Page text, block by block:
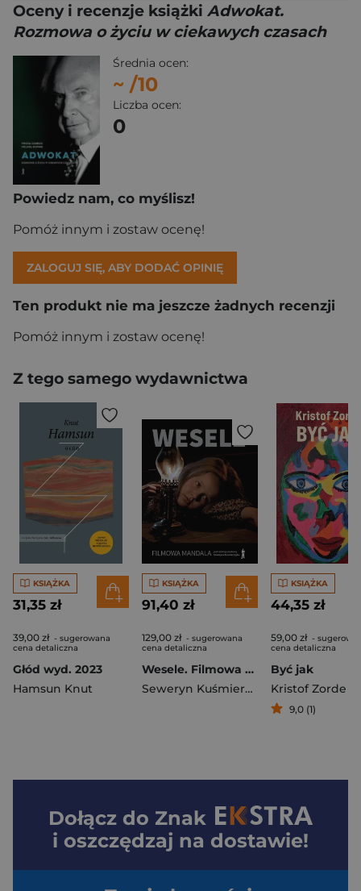
Oceny i recenzje książki Adwokat.
Rozmowa o życiu w ciekawych czasach
Średnia ocen:
~ /10
Liczba ocen:
0
Powiedz nam, co myślisz!
Pomóż innym i zostaw ocenę!
ZALOGUJ SIĘ, ABY DODAĆ OPINIĘ
Ten produkt nie ma jeszcze żadnych recenzji
Pomóż innym i zostaw ocenę!
Z tego samego wydawnictwa
KSIĄŻKA
31,35 zł
39,00 zł - sugerowana
cena detaliczna
Głód wyd. 2023
Hamsun Knut
KSIĄŻKA
91,40 zł
129,00 zł - sugerowana
cena detaliczna
Wesele. Filmowa mandala
Seweryn Kuśmierczyk
,Robert
KSIĄŻKA
44,35 zł
59,00 zł -
cena detaliczna
Być jak
Kristof Zorde
9,0 (1)
Dołącz do Znak
i oszczędzaj na dostawie!